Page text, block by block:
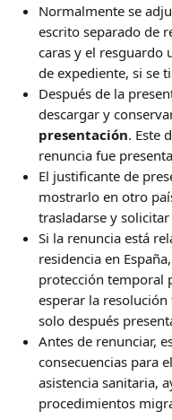
Normalmente se
escrito separado de
caras y el resguardo
de expediente, si se
Después de la
descargar y
presentación. Este
renuncia fue
El justificante de
mostrarlo en otro
trasladarse y
Si la renuncia está
residencia en
protección temporal
esperar la
solo después
Antes de renunciar,
consecuencias para
asistencia sanitaria,
procedimientos